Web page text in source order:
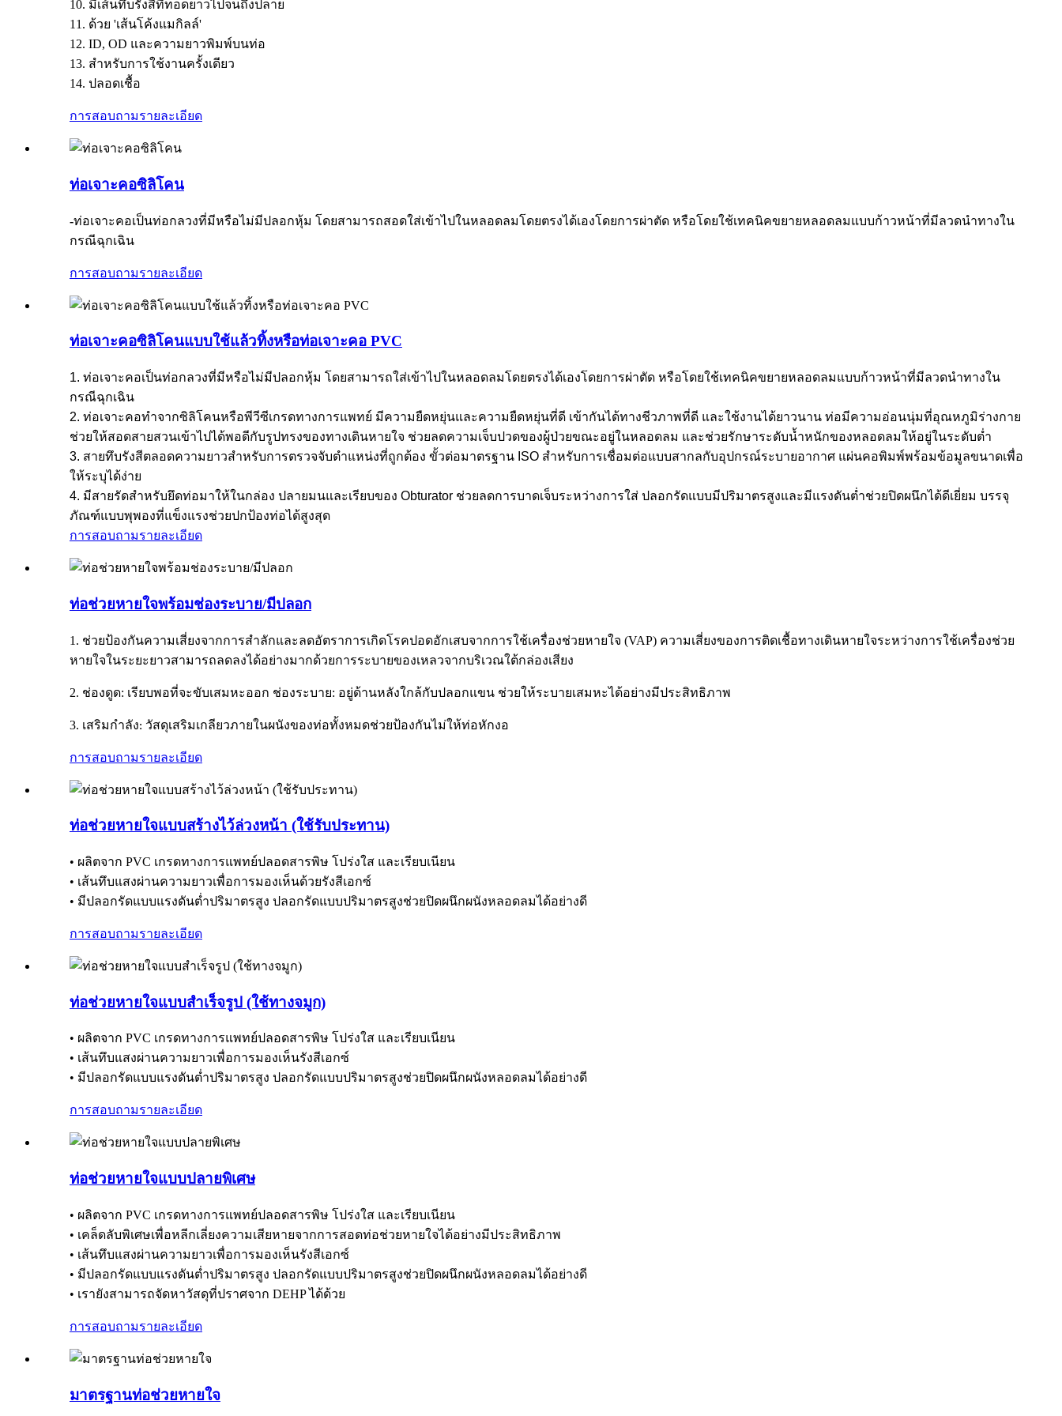
10. มีเส้นทึบรังสีที่ทอดยาวไปจนถึงปลาย
11. ด้วย 'เส้นโค้งแมกิลล์'
12. ID, OD และความยาวพิมพ์บนท่อ
13. สำหรับการใช้งานครั้งเดียว
14. ปลอดเชื้อ
การสอบถามรายละเอียด
ท่อเจาะคอซิลิโคน
-ท่อเจาะคอเป็นท่อกลวงที่มีหรือไม่มีปลอกหุ้ม โดยสามารถสอดใส่เข้าไปในหลอดลมโดยตรงได้เองโดยการผ่าตัด หรือโดยใช้เทคนิคขยายหลอดลมแบบก้าวหน้าที่มีลวดนำทางใน
กรณีฉุกเฉิน
การสอบถามรายละเอียด
ท่อเจาะคอซิลิโคนแบบใช้แล้วทิ้งหรือท่อเจาะคอ PVC
1. ท่อเจาะคอเป็นท่อกลวงที่มีหรือไม่มีปลอกหุ้ม โดยสามารถใส่เข้าไปในหลอดลมโดยตรงได้เองโดยการผ่าตัด หรือโดยใช้เทคนิคขยายหลอดลมแบบก้าวหน้าที่มีลวดนำทางใน
กรณีฉุกเฉิน
2. ท่อเจาะคอทำจากซิลิโคนหรือพีวีซีเกรดทางการแพทย์ มีความยืดหยุ่นและความยืดหยุ่นที่ดี เข้ากันได้ทางชีวภาพที่ดี และใช้งานได้ยาวนาน ท่อมีความอ่อนนุ่มที่อุณหภูมิร่างกาย
ช่วยให้สอดสายสวนเข้าไปได้พอดีกับรูปทรงของทางเดินหายใจ ช่วยลดความเจ็บปวดของผู้ป่วยขณะอยู่ในหลอดลม และช่วยรักษาระดับน้ำหนักของหลอดลมให้อยู่ในระดับต่ำ
3. สายทึบรังสีตลอดความยาวสำหรับการตรวจจับตำแหน่งที่ถูกต้อง ขั้วต่อมาตรฐาน ISO สำหรับการเชื่อมต่อแบบสากลกับอุปกรณ์ระบายอากาศ แผ่นคอพิมพ์พร้อมข้อมูลขนาดเพื่อ
ให้ระบุได้ง่าย
4. มีสายรัดสำหรับยึดท่อมาให้ในกล่อง ปลายมนและเรียบของ Obturator ช่วยลดการบาดเจ็บระหว่างการใส่ ปลอกรัดแบบมีปริมาตรสูงและมีแรงดันต่ำช่วยปิดผนึกได้ดีเยี่ยม บรรจุ
ภัณฑ์แบบพุพองที่แข็งแรงช่วยปกป้องท่อได้สูงสุด
การสอบถามรายละเอียด
ท่อช่วยหายใจพร้อมช่องระบาย/มีปลอก
1. ช่วยป้องกันความเสี่ยงจากการสำลักและลดอัตราการเกิดโรคปอดอักเสบจากการใช้เครื่องช่วยหายใจ (VAP) ความเสี่ยงของการติดเชื้อทางเดินหายใจระหว่างการใช้เครื่องช่วย
หายใจในระยะยาวสามารถลดลงได้อย่างมากด้วยการระบายของเหลวจากบริเวณใต้กล่องเสียง
2. ช่องดูด: เรียบพอที่จะขับเสมหะออก ช่องระบาย: อยู่ด้านหลังใกล้กับปลอกแขน ช่วยให้ระบายเสมหะได้อย่างมีประสิทธิภาพ
3. เสริมกำลัง: วัสดุเสริมเกลียวภายในผนังของท่อทั้งหมดช่วยป้องกันไม่ให้ท่อหักงอ
การสอบถามรายละเอียด
ท่อช่วยหายใจแบบสร้างไว้ล่วงหน้า (ใช้รับประทาน)
• ผลิตจาก PVC เกรดทางการแพทย์ปลอดสารพิษ โปร่งใส และเรียบเนียน
• เส้นทึบแสงผ่านความยาวเพื่อการมองเห็นด้วยรังสีเอกซ์
• มีปลอกรัดแบบแรงดันต่ำปริมาตรสูง ปลอกรัดแบบปริมาตรสูงช่วยปิดผนึกผนังหลอดลมได้อย่างดี
การสอบถามรายละเอียด
ท่อช่วยหายใจแบบสำเร็จรูป (ใช้ทางจมูก)
• ผลิตจาก PVC เกรดทางการแพทย์ปลอดสารพิษ โปร่งใส และเรียบเนียน
• เส้นทึบแสงผ่านความยาวเพื่อการมองเห็นรังสีเอกซ์
• มีปลอกรัดแบบแรงดันต่ำปริมาตรสูง ปลอกรัดแบบปริมาตรสูงช่วยปิดผนึกผนังหลอดลมได้อย่างดี
การสอบถามรายละเอียด
ท่อช่วยหายใจแบบปลายพิเศษ
• ผลิตจาก PVC เกรดทางการแพทย์ปลอดสารพิษ โปร่งใส และเรียบเนียน
• เคล็ดลับพิเศษเพื่อหลีกเลี่ยงความเสียหายจากการสอดท่อช่วยหายใจได้อย่างมีประสิทธิภาพ
• เส้นทึบแสงผ่านความยาวเพื่อการมองเห็นรังสีเอกซ์
• มีปลอกรัดแบบแรงดันต่ำปริมาตรสูง ปลอกรัดแบบปริมาตรสูงช่วยปิดผนึกผนังหลอดลมได้อย่างดี
• เรายังสามารถจัดหาวัสดุที่ปราศจาก DEHP ได้ด้วย
การสอบถามรายละเอียด
มาตรฐานท่อช่วยหายใจ